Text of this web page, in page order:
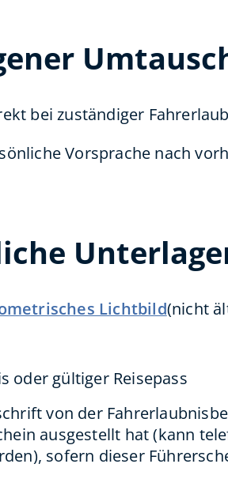
bei zuständiger
Vorsprache nach
Lichtbild(nicht
oder gültiger Reisepass
von der
ausgestellt hat (kann
sofern dieser